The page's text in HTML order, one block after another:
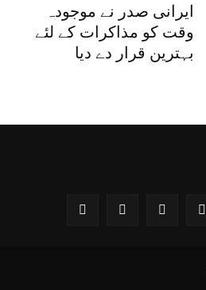
ایرانی صدر نے موجودہ
وقت کو مذاکرات کے لئے
بہترین قرار دے دیا